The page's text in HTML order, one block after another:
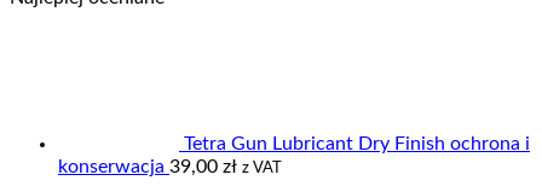
Tetra Gun Lubricant Dry Finish ochrona i
konserwacja 39,00 zł z VAT